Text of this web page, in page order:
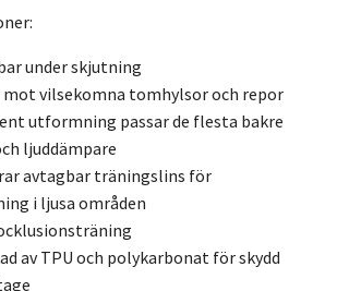
under skjutning
mot vilsekomna tomhylsor och repor
utformning passar de flesta bakre
ljuddämpare
avtagbar träningslins för
i ljusa områden
av TPU och polykarbonat för skydd